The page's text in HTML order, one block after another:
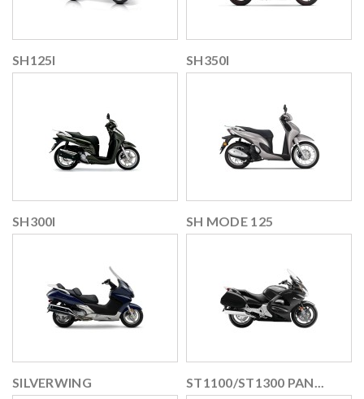
SH125I SH350I
SH300I SH MODE 125
SILVERWING ST1100/ST1300 PAN...